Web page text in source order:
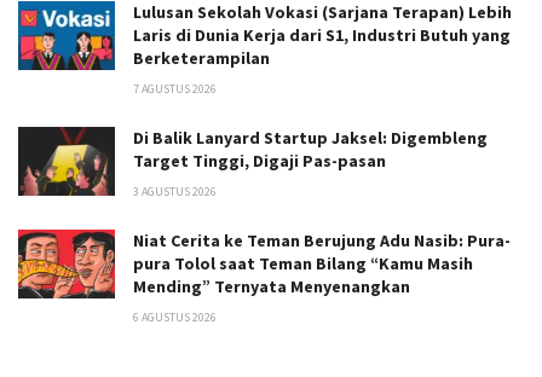
Lulusan Sekolah Vokasi (Sarjana Terapan) Lebih
Laris di Dunia Kerja dari S1, Industri Butuh yang
Berketerampilan
7 AGUSTUS 2026
Di Balik Lanyard Startup Jaksel: Digembleng
Target Tinggi, Digaji Pas-pasan
3 AGUSTUS 2026
Niat Cerita ke Teman Berujung Adu Nasib: Pura-
pura Tolol saat Teman Bilang “Kamu Masih
Mending” Ternyata Menyenangkan
6 AGUSTUS 2026